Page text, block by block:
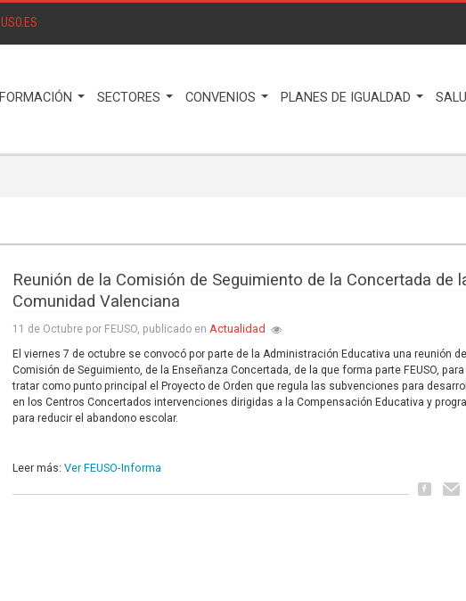
USO.ES
FORMACIÓN SECTORES CONVENIOS PLANES DE IGUALDAD
Reunión de la Comisión de Seguimiento de la Concertada de
Comunidad Valenciana
11 de Octubre por FEUSO, publicado enActualidad
El viernes 7 de octubre se convocó por parte de la Administración Educativa una reunión
Comisión de Seguimiento, de la Enseñanza Concertada, de la que forma parte FEUSO, para
tratar como punto principal el Proyecto de Orden que regula las subvenciones para
en los Centros Concertados intervenciones dirigidas a la Compensación Educativa y
para reducir el abandono escolar.
Leer más:Ver FEUSO-Informa